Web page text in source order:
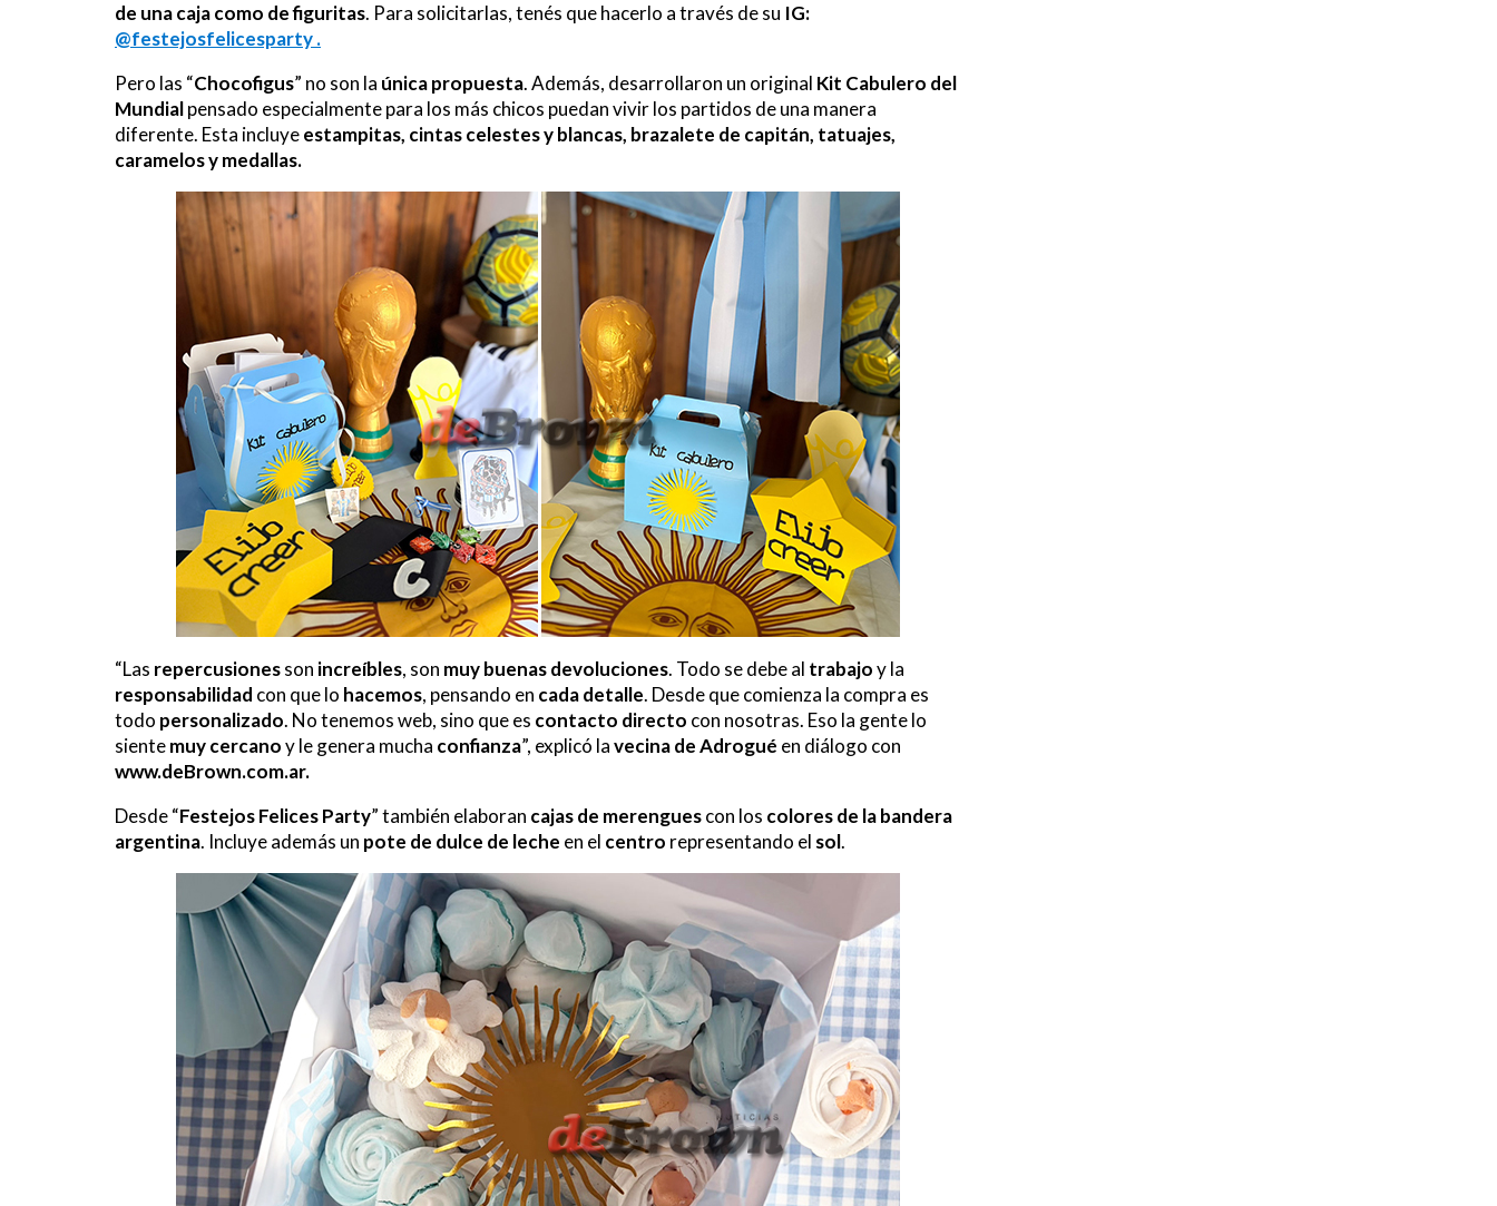
de una caja como de figuritas. Para solicitarlas, tenés que hacerlo a través de su IG:
@festejosfelicesparty .
Pero las “Chocofigus” no son la única propuesta. Además, desarrollaron un original Kit Cabulero del
Mundialpensado especialmente para los más chicos puedan vivir los partidos de una manera
diferente. Esta incluyeestampitas, cintas celestes y blancas, brazalete de capitán, tatuajes,
caramelos y medallas.
“Las repercusionesson increíbles, son muy buenas devoluciones. Todo se debe al trabajoy la
responsabilidad con que lo hacemos, pensando en cada detalle. Desde que comienza la compra es
todo personalizado. No tenemos web, sino que es contacto directo con nosotras. Eso la gente lo
sientemuy cercanoy le genera mucha confianza”, explicó lavecina de Adrogué en diálogo con
www.deBrown.com.ar.
Desde “Festejos Felices Party” también elaboran cajas de merenguescon los colores de la bandera
argentina. Incluye además un pote de dulce de leche en el centro representando el sol.